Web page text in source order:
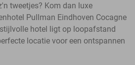
tweetjes? Kom dan luxe
Pullman Eindhoven Cocagne
hotel ligt op loopafstand
locatie voor een ontspannen